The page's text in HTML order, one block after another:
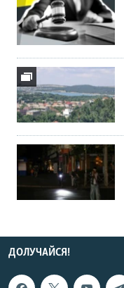
ДОЛУЧАЙСЯ!